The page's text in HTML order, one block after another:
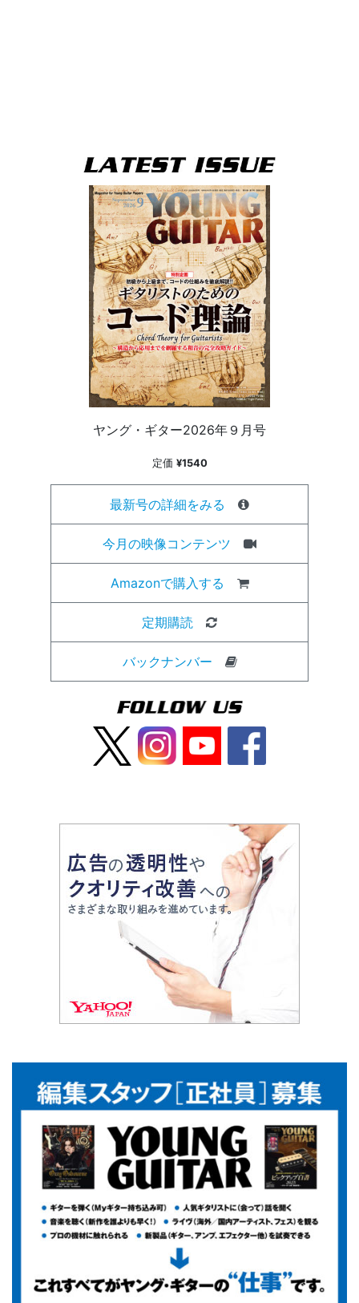
ヤング・ギター2026年９月号
定価 ¥1540
最新号の詳細をみる
今月の映像コンテンツ
Amazonで購入する
定期購読
バックナンバー